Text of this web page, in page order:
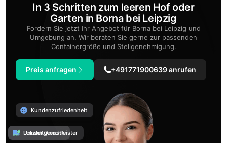
In 3 Schritten zum leeren Hof oder
Garten in Borna bei Leipzig
Fordern Sie jetzt Ihr Angebot für Borna bei Leipzig und
Umgebung an. Wir beraten Sie gerne zur passenden
Containergröße und Stellgenehmigung.
Preis anfragen +491771900639 anrufen
Kundenzufriedenheit
Umweltgerecht
Lokaler Dienstleister